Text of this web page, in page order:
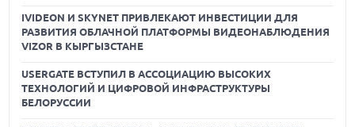
IVIDEON И SKYNET ПРИВЛЕКАЮТ ИНВЕСТИЦИИ ДЛЯ
РАЗВИТИЯ ОБЛАЧНОЙ ПЛАТФОРМЫ ВИДЕОНАБЛЮДЕНИЯ
VIZOR В КЫРГЫЗСТАНЕ
USERGATE ВСТУПИЛ В АССОЦИАЦИЮ ВЫСОКИХ
ТЕХНОЛОГИЙ И ЦИФРОВОЙ ИНФРАСТРУКТУРЫ
БЕЛОРУССИИ